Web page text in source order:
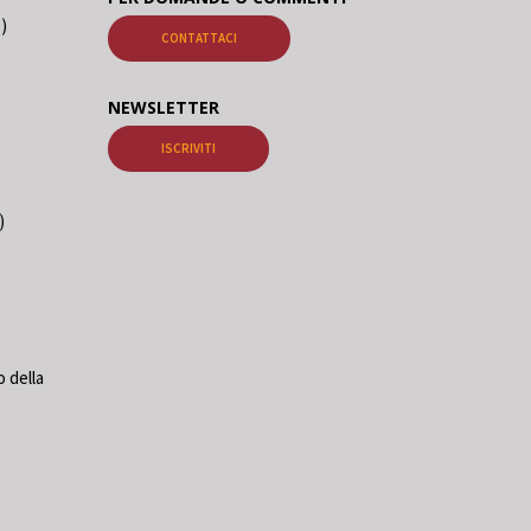
della
CONTATTACI
NEWSLETTER
ISCRIVITI